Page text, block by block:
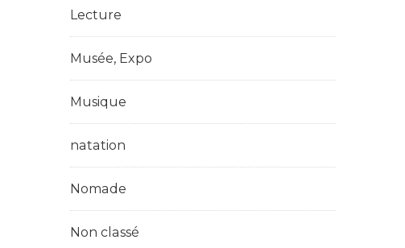
Lecture
Musée, Expo
Musique
natation
Nomade
Non classé